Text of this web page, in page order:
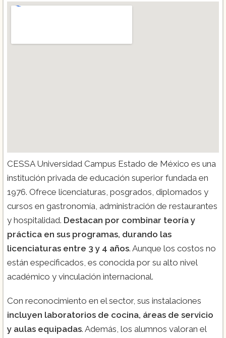
CESSA Universidad Campus Estado de México es una
institución privada de educación superior fundada en
1976. Ofrece licenciaturas, posgrados, diplomados y
cursos en gastronomía, administración de restaurantes
y hospitalidad. Destacan por combinar teoría y
práctica en sus programas, durando las
licenciaturas entre 3 y 4 años. Aunque los costos no
están especificados, es conocida por su alto nivel
académico y vinculación internacional.
Con reconocimiento en el sector, sus instalaciones
incluyen laboratorios de cocina, áreas de servicio
y aulas equipadas. Además, los alumnos valoran el